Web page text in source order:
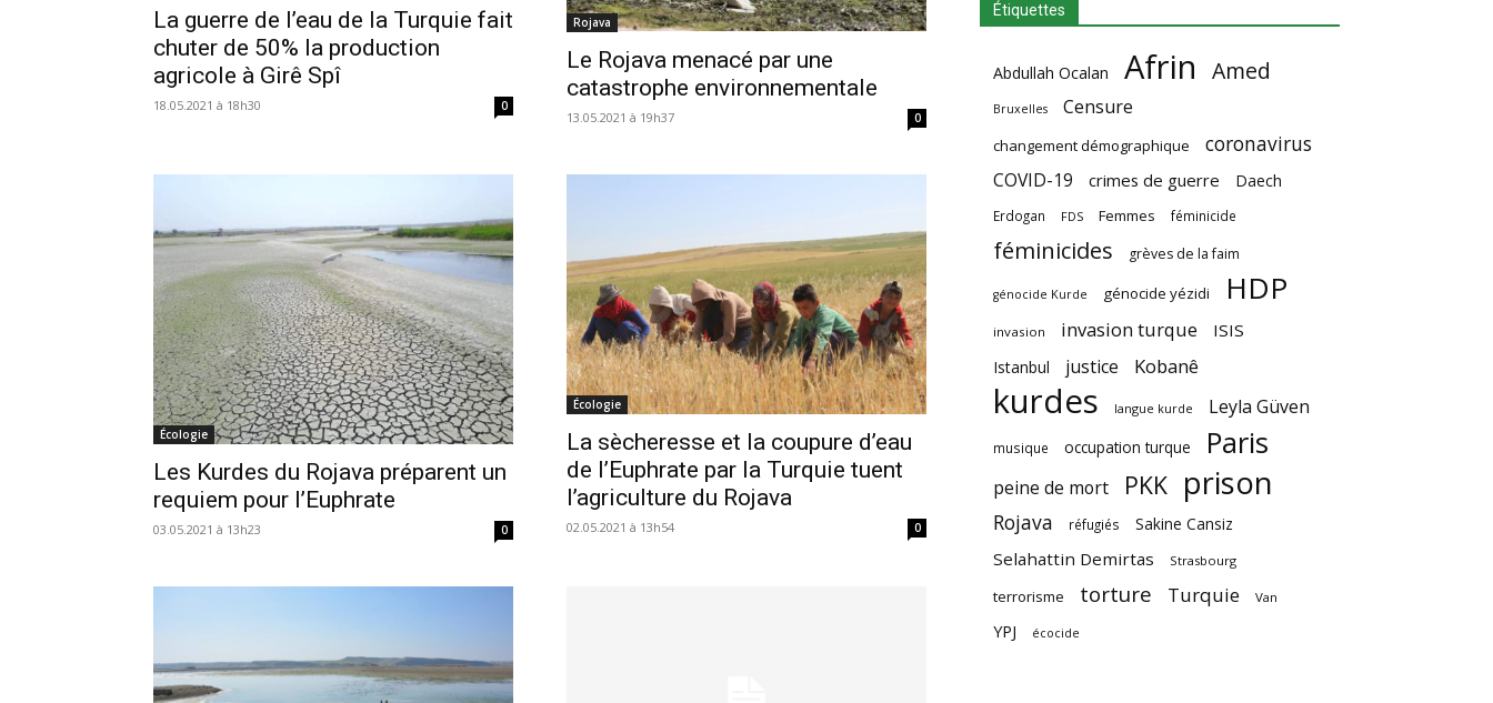
La guerre de l’eau de la Turquie fait
chuter de 50% la production
agricole à Girê Spî
18.05.2021 à 18h30 0
Rojava
Le Rojava menacé par une
catastrophe environnementale
13.05.2021 à 19h37 0
Écologie
Les Kurdes du Rojava préparent un
requiem pour l’Euphrate
03.05.2021 à 13h23 0
Écologie
La sècheresse et la coupure d’eau
de l’Euphrate par la Turquie tuent
l’agriculture du Rojava
02.05.2021 à 13h54 0
Étiquettes
Abdullah Ocalan Afrin Amed
Bruxelles Censure
changement démographique coronavirus
COVID-19 crimes de guerre Daech
Erdogan FDS Femmes féminicide
féminicides grèves de la faim
génocide Kurde génocide yézidi HDP
invasion invasion turque ISIS
Istanbul justice Kobanê
kurdes langue kurde Leyla Güven
musique occupation turque Paris
peine de mort PKK prison
Rojava réfugiés Sakine Cansiz
Selahattin Demirtas Strasbourg
terrorisme torture Turquie Van
YPJ écocide